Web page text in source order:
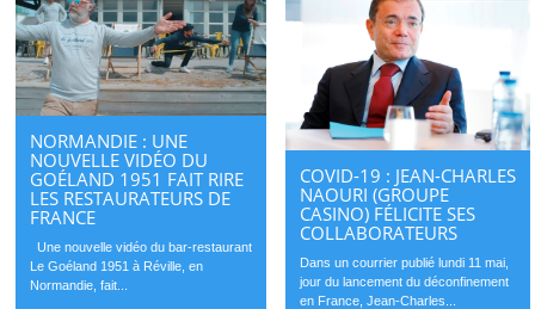
NORMANDIE : UNE
NOUVELLE VIDÉO DU
GOÉLAND 1951 FAIT RIRE
LES RESTAURATEURS DE
FRANCE
Une nouvelle vidéo du bar-restaurant
Le Goéland 1951 à Réville, en
Normandie, fait...
COVID-19 : JEAN-CHARLES
NAOURI (GROUPE
CASINO) FÉLICITE SES
COLLABORATEURS
Dans un courrier publié lundi 11 mai,
jour du lancement du déconfinement
en France, Jean-Charles...